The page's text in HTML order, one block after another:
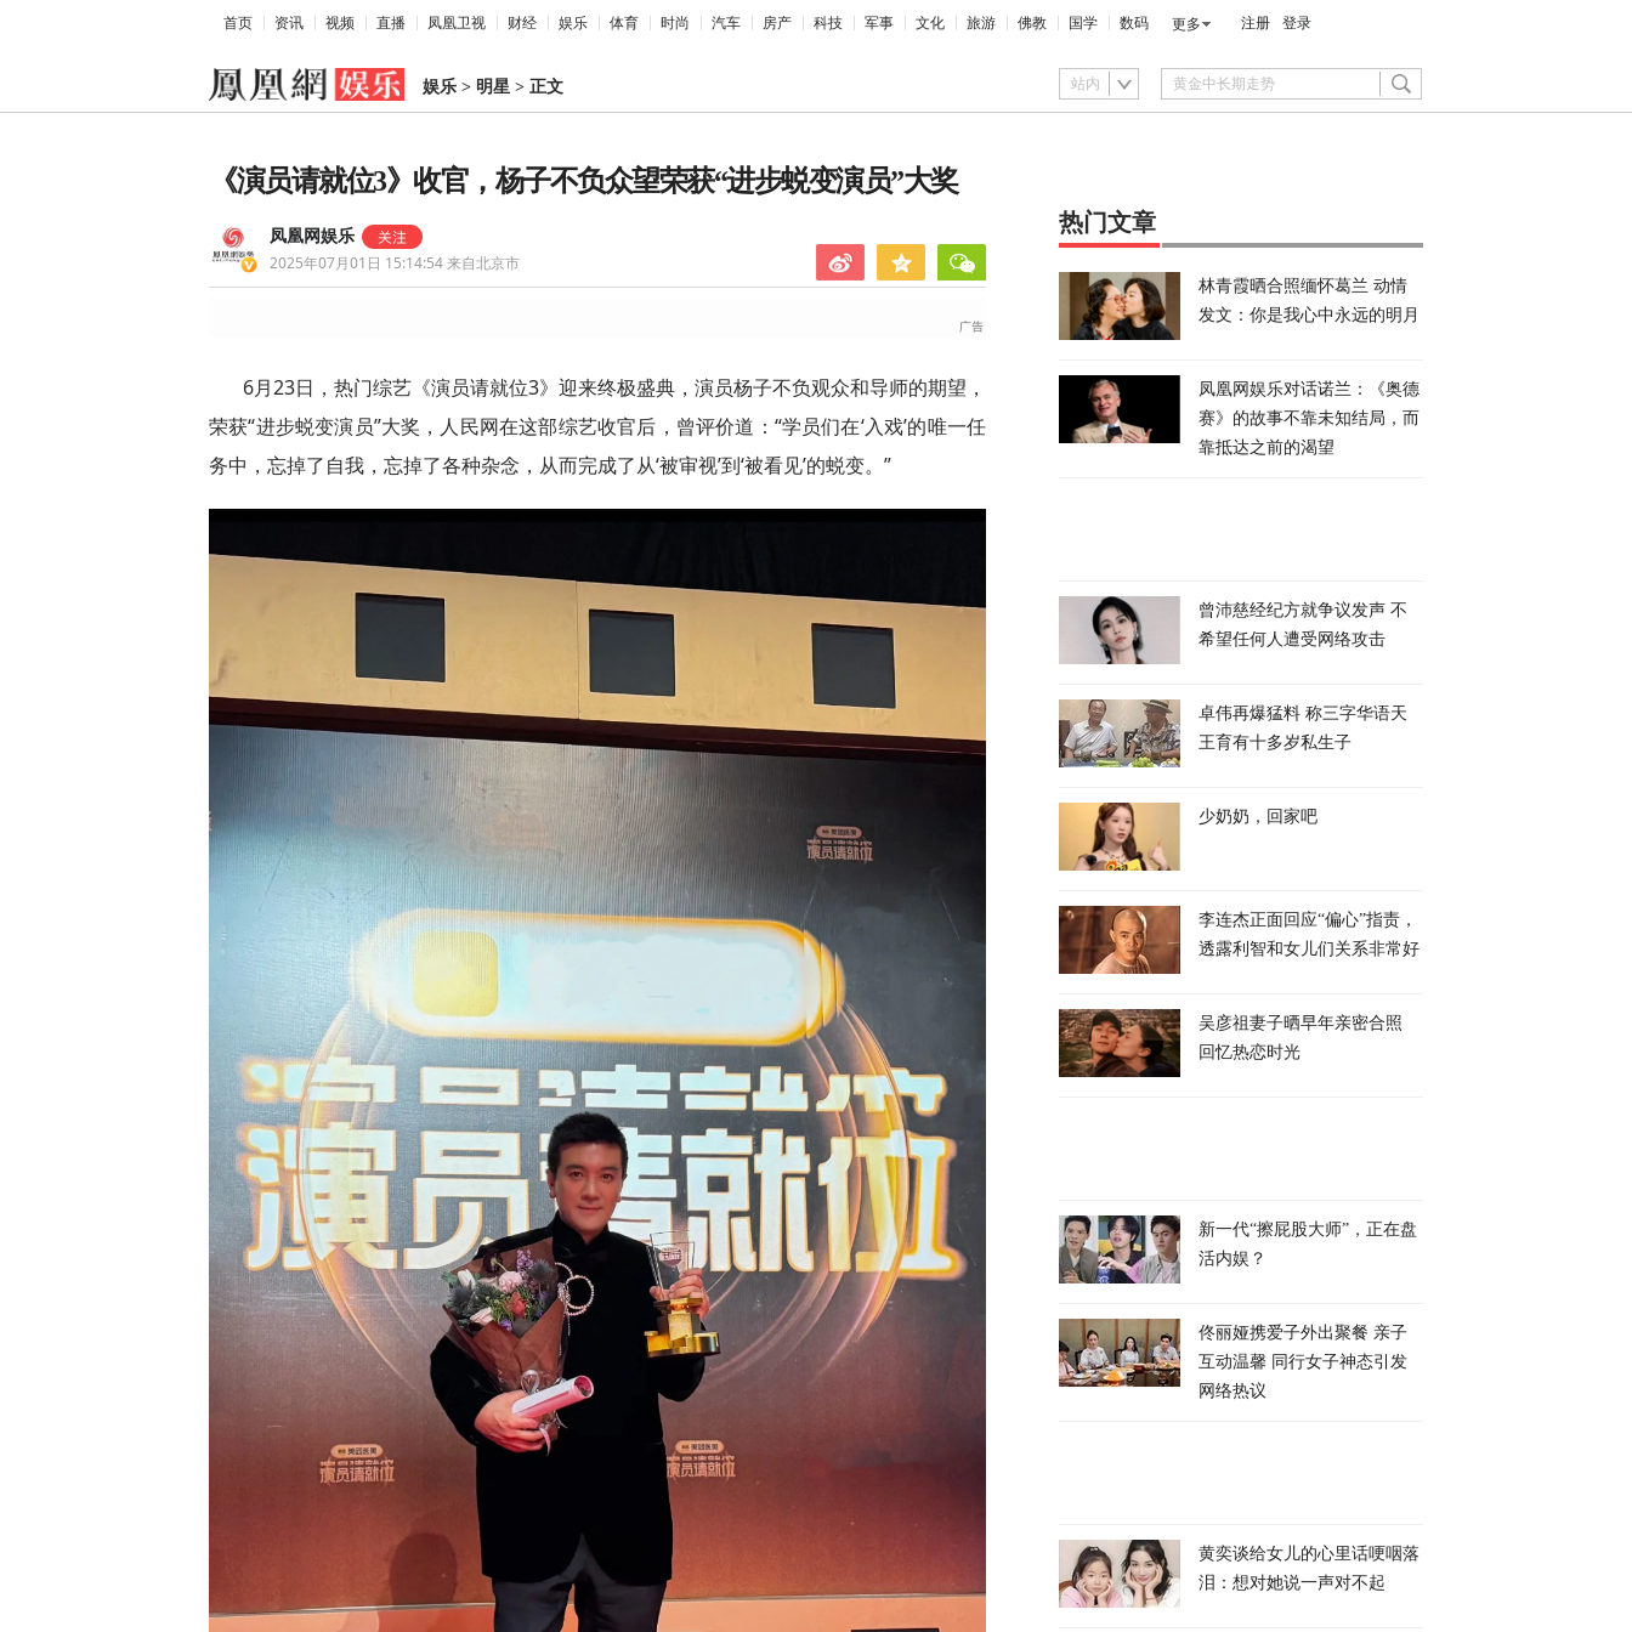
首页 资讯 视频 直播 凤凰卫视 财经 娱乐 体育 时尚 汽车 房产 科技 军事 文化 旅游 佛教 国学 数码 更多 注册 登录
娱乐 > 明星 > 正文 站内
《演员请就位3》收官，杨子不负众望荣获“进步蜕变演员”大奖
凤凰网娱乐
2025年07月01日 15:14:54来自北京市
6月23日，热门综艺《演员请就位3》迎来终极盛典，演员杨子不负观众和导师的期望，
荣获“进步蜕变演员”大奖，人民网在这部综艺收官后，曾评价道：“学员们在‘入戏’的唯一任
务中，忘掉了自我，忘掉了各种杂念，从而完成了从‘被审视’到‘被看见’的蜕变。”
热门文章
林青霞晒合照缅怀葛兰 动情
发文：你是我心中永远的明月
凤凰网娱乐对话诺兰：《奥德
赛》的故事不靠未知结局，而
靠抵达之前的渴望
曾沛慈经纪方就争议发声 不
希望任何人遭受网络攻击
卓伟再爆猛料 称三字华语天
王育有十多岁私生子
少奶奶，回家吧
李连杰正面回应“偏心”指责，
透露利智和女儿们关系非常好
吴彦祖妻子晒早年亲密合照
回忆热恋时光
新一代“擦屁股大师”，正在盘
活内娱？
佟丽娅携爱子外出聚餐 亲子
互动温馨 同行女子神态引发
网络热议
黄奕谈给女儿的心里话哽咽落
泪：想对她说一声对不起